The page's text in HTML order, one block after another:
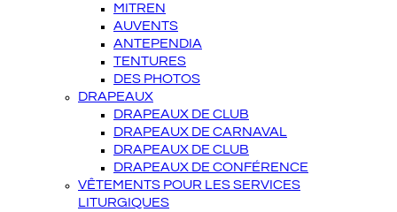
MITREN
AUVENTS
ANTEPENDIA
TENTURES
DES PHOTOS
DRAPEAUX
DRAPEAUX DE CLUB
DRAPEAUX DE CARNAVAL
DRAPEAUX DE CLUB
DRAPEAUX DE CONFÉRENCE
VÊTEMENTS POUR LES SERVICES
LITURGIQUES